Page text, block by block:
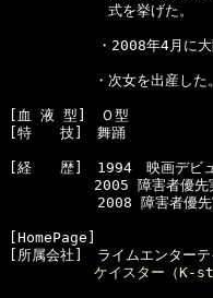
式を挙げた。
　　　　　・2008年4月に大
・次女を出産した。
[血 液 型]　Ｏ型
[特　　技]　舞踊
[経　　歴]　1994　映画デビ
2005 障害者優先実践
　　　　　2008 障害者優
[HomePage]
[所属会社]　ライムエンター
ケイスター（K-